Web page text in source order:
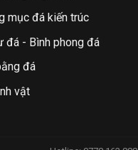
mục đá kiến trúc
đá - Bình phong đá
đá
vật